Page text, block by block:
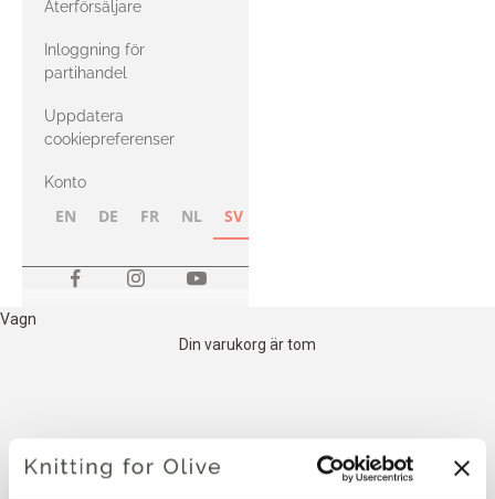
med Heavy
Merino
Återförsäljare
Inloggning för
partihandel
Uppdatera
cookiepreferenser
Konto
EN DE FR NL SV
Vagn
Din varukorg är tom
DET HEAVY MERINO NEDAN